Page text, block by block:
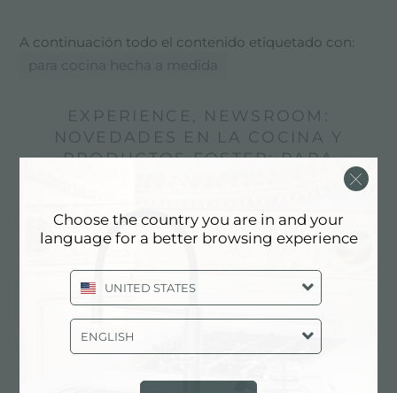
A continuación todo el contenido etiquetado con:
para cocina hecha a medida
EXPERIENCE, NEWSROOM:
NOVEDADES EN LA COCINA Y
PRODUCTOS FOSTER: PARA
Choose the country you are in and your
language for a better browsing experience
UNITED STATES
ENGLISH